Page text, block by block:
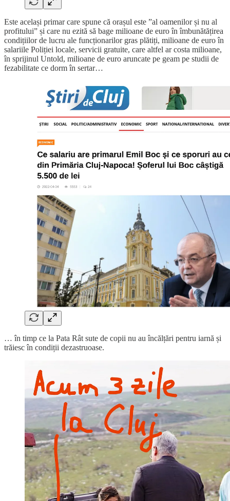
Este același primar care spune că orașul este ”al oamenilor și nu al
profitului” și care nu ezită să bage milioane de euro în îmbunătățirea
condițiilor de lucru ale funcționarilor gras plătiți, milioane de euro în
salariile Poliției locale, servicii gratuite, care altfel ar costa milioane,
în sprijinul Untold, milioane de euro aruncate pe geam pe studii de
fezabilitate ce dorm în sertar…
… în timp ce la Pata Rât sute de copii nu au încălțări pentru iarnă și
trăiesc în condiții dezastruoase.